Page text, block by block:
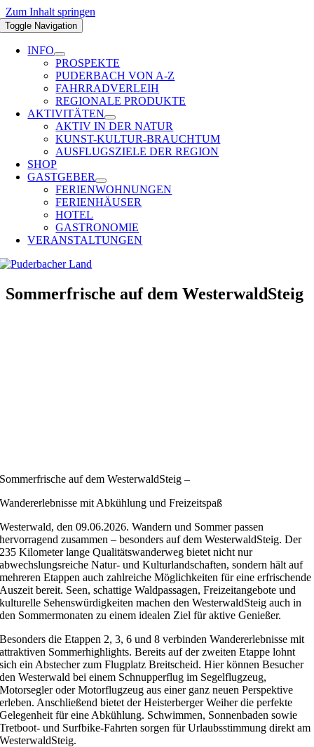
Zum Inhalt springen
Toggle Navigation
INFO
PROSPEKTE
PUDERBACH VON A-Z
FAHRRADVERLEIH
REGIONALE PRODUKTE
AKTIVITÄTEN
AKTIV IN DER NATUR
KUNST-KULTUR-BRAUCHTUM
AUSFLUGSZIELE DER REGION
SHOP
GASTGEBER
FERIENWOHNUNGEN
FERIENHÄUSER
HOTEL
GASTRONOMIE
VERANSTALTUNGEN
Sommerfrische auf dem WesterwaldSteig
Sommerfrische auf dem WesterwaldSteig –
Wandererlebnisse mit Abkühlung und Freizeitspaß
Westerwald, den 09.06.2026. Wandern und Sommer passen
hervorragend zusammen – besonders auf dem WesterwaldSteig. Der
235 Kilometer lange Qualitätswanderweg bietet nicht nur
abwechslungsreiche Natur- und Kulturlandschaften, sondern hält auf
mehreren Etappen auch zahlreiche Möglichkeiten für eine erfrischende
Auszeit bereit. Seen, schattige Waldpassagen, Freizeitangebote und
kulturelle Sehenswürdigkeiten machen den WesterwaldSteig auch in
den Sommermonaten zu einem idealen Ziel für aktive Genießer.
Besonders die Etappen 2, 3, 6 und 8 verbinden Wandererlebnisse mit
attraktiven Sommerhighlights. Bereits auf der zweiten Etappe lohnt
sich ein Abstecher zum Flugplatz Breitscheid. Hier können Besucher
den Westerwald bei einem Schnupperflug im Segelflugzeug,
Motorsegler oder Motorflugzeug aus einer ganz neuen Perspektive
erleben. Anschließend bietet der Heisterberger Weiher die perfekte
Gelegenheit für eine Abkühlung. Schwimmen, Sonnenbaden sowie
Tretboot- und Surfbike-Fahrten sorgen für Urlaubsstimmung direkt am
WesterwaldSteig.